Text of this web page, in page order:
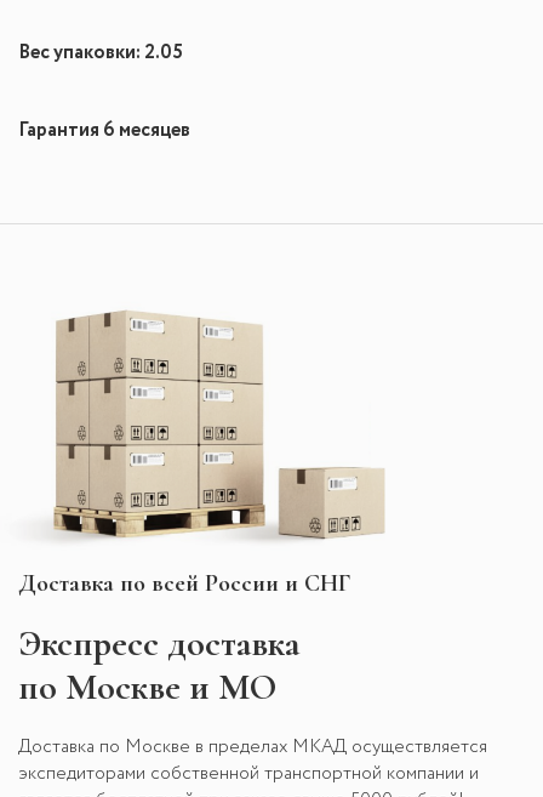
Вес упаковки: 2.05
Гарантия 6 месяцев
Доставка по всей России и СНГ
Экспресс доставка
по Москве и МО
Доставка по Москве в пределах МКАД осуществляется
экспедиторами собственной транспортной компании и